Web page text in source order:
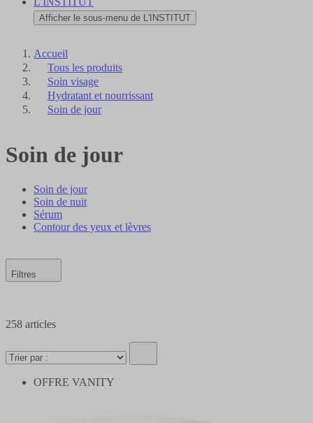
Afficher le sous-menu de L'INSTITUT
Accueil
Tous les produits
Soin visage
Hydratant et nourrissant
Soin de jour
Soin de jour
Soin de jour
Soin de nuit
Sérum
Contour des yeux et lèvres
Filtres
258 articles
OFFRE VANITY